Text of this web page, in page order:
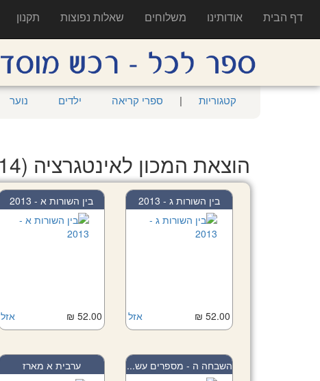
דף הבית אודותינו משלוחים שאלות נפוצות תקנון
קטגוריות | ספרי קריאה ילדים נוער
הוצאת המכון לאינטגרציה (114 ספרים)
בין השורות ג - 2013
אזל 52.00 ₪
בין השורות א - 2013
אזל 52.00 ₪
השבחה ה - מספרים עש... ערבית א מארז